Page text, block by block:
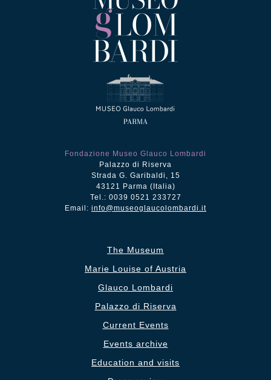
Fondazione Museo Glauco Lombardi
Palazzo di Riserva
Strada G. Garibaldi, 15
43121 Parma (Italia)
Tel.: 0039 0521 233727
Email: info@museoglaucolombardi.it
The Museum
Marie Louise of Austria
Glauco Lombardi
Palazzo di Riserva
Current Events
Events archive
Education and visits